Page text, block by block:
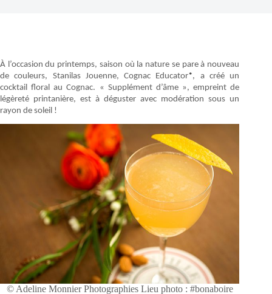
À l’occasion du printemps, saison où la nature se pare à nouveau
de couleurs, Stanilas Jouenne, Cognac Educator*, a créé un
cocktail floral au Cognac. « Supplément d’âme », empreint de
légèreté printanière, est à déguster avec modération sous un
rayon de soleil !
© Adeline Monnier Photographies Lieu photo : #bonaboire